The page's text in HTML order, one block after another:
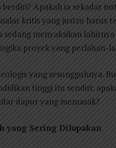
berdiri? Apakah ia sekadar
kritis yang justru harus
sedang menyaksikan
proyek yang perlahan-
yang sesungguhnya.
tinggi itu sendiri:
dapur yang memasak?
yang Sering Dilupakan